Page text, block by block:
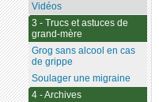
Vidéos
3 - Trucs et astuces de
grand-mère
Grog sans alcool en cas
de grippe
Soulager une migraine
4 - Archives